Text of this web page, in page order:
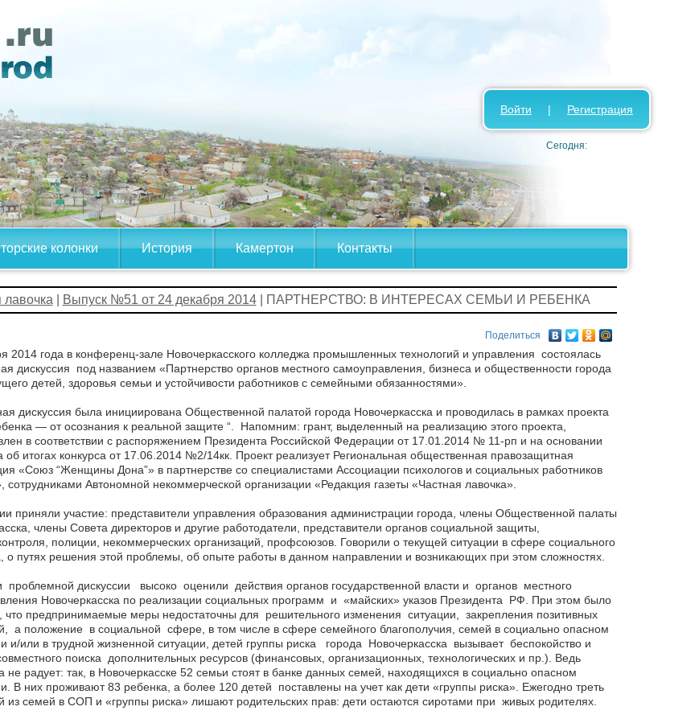
колонки История Камертон Контакты
Войти | Регистрация
Сегодня:
лавочка Выпуск №51 от 24 декабря 2014| ПАРТНЕРСТВО: В ИНТЕРЕСАХ СЕМЬИ И РЕБЕНКА
Поделиться
2014 года в конференц-зале Новочеркасского колледжа промышленных технологий и управления состоялась
дискуссия под названием «Партнерство органов местного самоуправления, бизнеса и общественности города
детей, здоровья семьи и устойчивости работников с семейными обязанностями».
дискуссия была инициирована Общественной палатой города Новочеркасска и проводилась в рамках проекта
— от осознания к реальной защите “. Напомним: грант, выделенный на реализацию этого проекта,
в соответствии с распоряжением Президента Российской Федерации от 17.01.2014 № 11-рп и на основании
об итогах конкурса от 17.06.2014 №2/14кк. Проект реализует Региональная общественная правозащитная
«Союз “Женщины Дона”» в партнерстве со специалистами Ассоциации психологов и социальных работников
Автономной некоммерческой организации «Редакция газеты «Частная лавочка».
приняли участие: представители управления образования администрации города, члены Общественной палаты
члены Совета директоров и другие работодатели, представители органов социальной защиты,
полиции, некоммерческих организаций, профсоюзов. Говорили о текущей ситуации в сфере социального
о путях решения этой проблемы, об опыте работы в данном направлении и возникающих при этом сложностях.
проблемной дискуссии высоко оценили действия органов государственной власти и органов местного
Новочеркасска по реализации социальных программ и «майских» указов Президента РФ. При этом было
что предпринимаемые меры недостаточны для решительного изменения ситуации, закрепления позитивных
а положение в социальной сфере, в том числе в сфере семейного благополучия, семей в социально опасном
и/или в трудной жизненной ситуации, детей группы риска города Новочеркасска вызывает беспокойство и
поиска дополнительных ресурсов (финансовых, организационных, технологических и пр.). Ведь
не радует: так, в Новочеркасске 52 семьи стоят в банке данных семей, находящихся в социально опасном
В них проживают 83 ребенка, а более 120 детей поставлены на учет как дети «группы риска». Ежегодно треть
из семей в СОП и «группы риска» лишают родительских прав: дети остаются сиротами при живых родителях.